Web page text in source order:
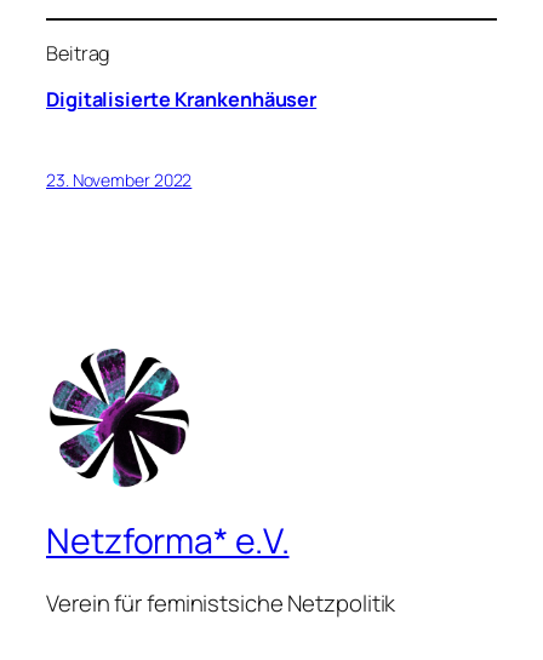
Beitrag
Digitalisierte Krankenhäuser
23. November 2022
Netzforma* e.V.
Verein für feministsiche Netzpolitik